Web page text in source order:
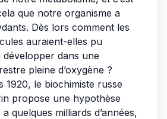
que notre organisme a
Dès lors comment les
auraient-elles pu
dans une
pleine d’oxygène ?
1920, le biochimiste russe
propose une hypothèse
quelques milliards d’années,